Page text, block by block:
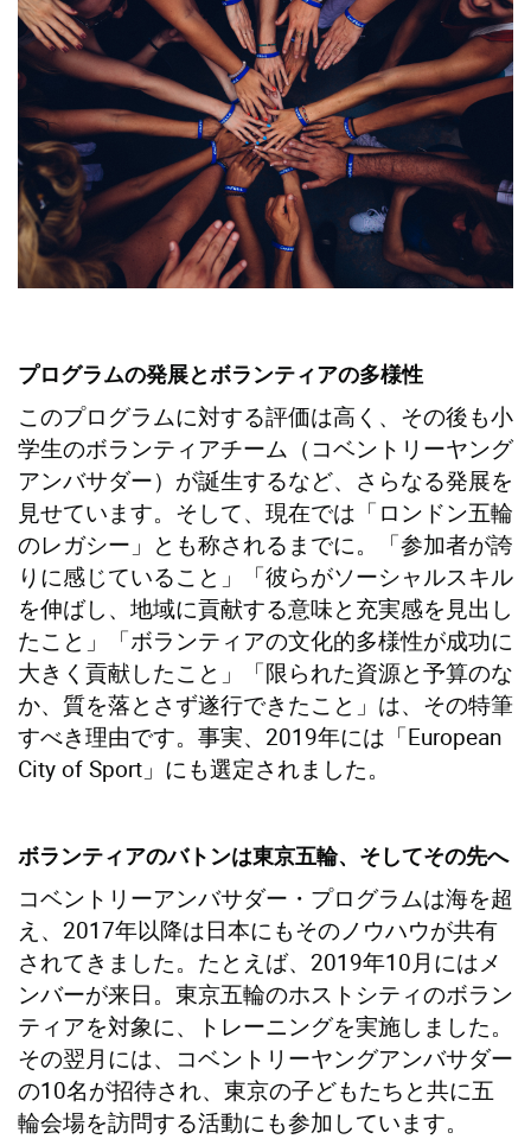
プログラムの発展とボランティアの多様性
このプログラムに対する評価は高く、その後も小
学生のボランティアチーム（コベントリーヤング
アンバサダー）が誕生するなど、さらなる発展を
見せています。そして、現在では「ロンドン五輪
のレガシー」とも称されるまでに。「参加者が誇
りに感じていること」「彼らがソーシャルスキル
を伸ばし、地域に貢献する意味と充実感を見出し
たこと」「ボランティアの文化的多様性が成功に
大きく貢献したこと」「限られた資源と予算のな
か、質を落とさず遂行できたこと」は、その特筆
すべき理由です。事実、2019年には「European
City of Sport」にも選定されました。
ボランティアのバトンは東京五輪、そしてその先へ
コベントリーアンバサダー・プログラムは海を超
え、2017年以降は日本にもそのノウハウが共有
されてきました。たとえば、2019年10月にはメ
ンバーが来日。東京五輪のホストシティのボラン
ティアを対象に、トレーニングを実施しました。
その翌月には、コベントリーヤングアンバサダー
の10名が招待され、東京の子どもたちと共に五
輪会場を訪問する活動にも参加しています。